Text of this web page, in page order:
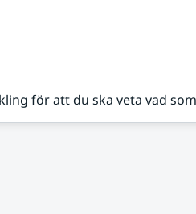
för att du ska veta vad